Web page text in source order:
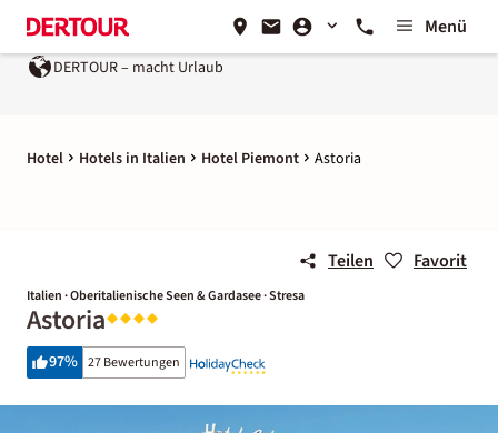
Menü
Urlaub Ein Unternehmen der
Hotel Hotels in Italien Hotel Piemont Astoria
Teilen Favorit
Italien · Oberitalienische Seen & Gardasee · Stresa
Astoria
97% 27 Bewertungen